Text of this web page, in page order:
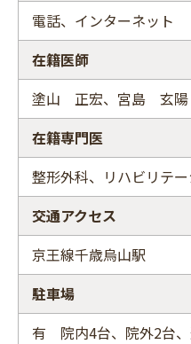
電話、インターネット
在籍医師
塗山 正宏、宮島 玄陽
在籍専門医
整形外科、リハビリテ
交通アクセス
京王線千歳烏山駅
駐車場
有 院内4台、院外2台